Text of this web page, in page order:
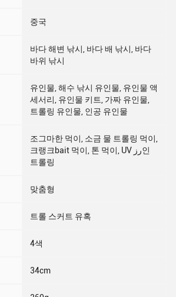
중국
바다 해변 낚시, 바다 배 낚시, 바다
바위 낚시
유인물, 해수 낚시 유인물, 유인물 액
세서리, 유인물 키트, 가짜 유인물,
트롤링 유인물, 인공 유인물
조그마한 먹이, 소금 물 트롤링 먹이,
크랭크bait 먹이, 톤 먹이, UV رز인
트롤링
맞춤형
트롤 스커트 유혹
4색
34cm